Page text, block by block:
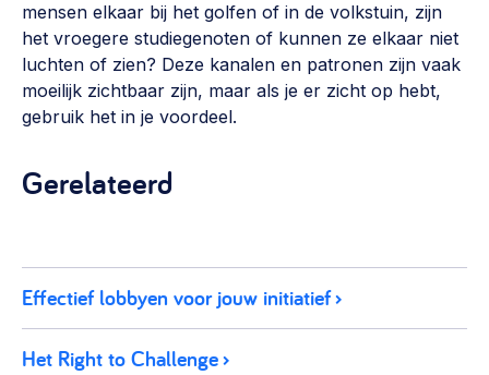
mensen elkaar bij het golfen of in de volkstuin, zijn
het vroegere studiegenoten of kunnen ze elkaar niet
luchten of zien? Deze kanalen en patronen zijn vaak
moeilijk zichtbaar zijn, maar als je er zicht op hebt,
gebruik het in je voordeel.
Gerelateerd
Effectief lobbyen voor jouw initiatief
Het Right to Challenge